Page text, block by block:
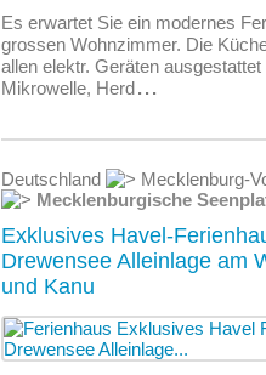
Es erwartet Sie ein modernes
grossen Wohnzimmer. Die
allen elektr. Geräten
Mikrowelle, Herd...
Deutschland
Mecklenburg-
Mecklenburgische
Exklusives Havel-
Drewensee Alleinlage am
und Kanu